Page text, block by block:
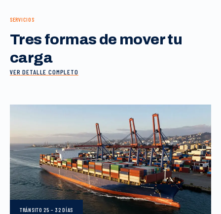
SERVICIOS
Tres formas de mover tu
carga
VER DETALLE COMPLETO
TRÁNSITO 25 – 32 DÍAS